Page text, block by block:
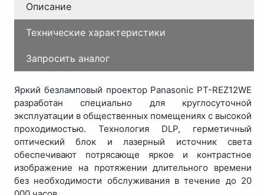
Описание
Технические характеристики
Запросить аналог
Яркий безламповый проектор Panasonic PT-REZ12WE
разработан специально для круглосуточной
эксплуатации в общественных помещениях с высокой
проходимостью. Технология DLP, герметичный
оптический блок и лазерный источник света
обеспечивают потрясающе яркое и контрастное
изображение на протяжении длительного времени
без необходимости обслуживания в течение до 20